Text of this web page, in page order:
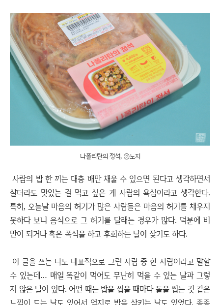
나폴리탄의 정석, ⓒ노지
사람의 밥 한 끼는 대충 배만 채울 수 있으면 된다고 생각하면서
살더라도 맛있는 걸 먹고 싶은 게 사람의 욕심이라고 생각한다.
특히, 오늘날 마음의 허기가 많은 사람들은 마음의 허기를 채우지
못하다 보니 음식으로 그 허기를 달래는 경우가 많다. 덕분에 비
만이 되거나 혹은 폭식을 하고 후회하는 날이 잦기도 하다.
이 글을 쓰는 나도 대표적으로 그런 사람 중 한 사람이라고 말할
수 있는데… 매일 똑같이 먹어도 무난히 먹을 수 있는 날과 그렇
지 않은 날이 있다. 어떤 때는 밥을 씹을 때마다 돌을 씹는 것 같은
느낌이 드는 날도 있어서 억지로 밥을 삼키는 날도 있었다. 종종